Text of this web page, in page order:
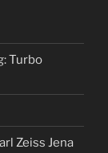
Turbo
Zeiss Jena